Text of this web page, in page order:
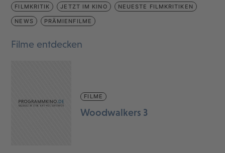
FILMKRITIK JETZT IM KINO NEUESTE FILMKRITIKEN
NEWS PRÄMIENFILME
Filme entdecken
FILME
Woodwalkers 3